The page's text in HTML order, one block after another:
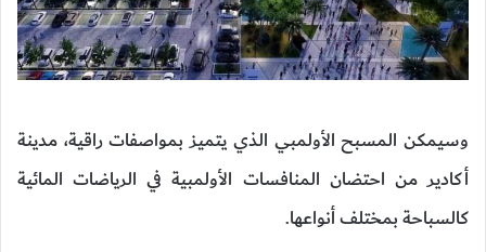
وسيمكن المسبح الأولمبي الذي يتميز بمواصفات راقية، مدينة
أكادير من احتضان المنافسات الأولمبية في الرياضات المائية
كالسباحة بمختلف أنواعها.